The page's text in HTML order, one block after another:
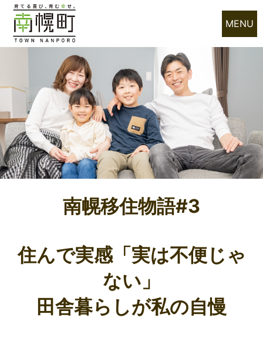
MENU
南幌移住物語#3
住んで実感「実は不便じゃ
ない」
田舎暮らしが私の自慢